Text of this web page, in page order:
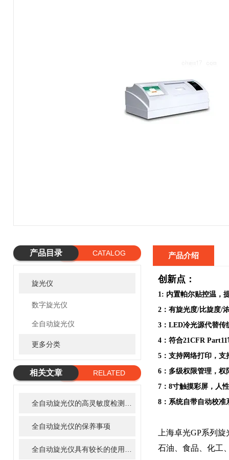
产品目录 CATALOG
旋光仪
数字旋光仪
全自动旋光仪
更多分类
相关文章
RELATED
全自动旋光仪的保养事项
产品介绍
创新点：
1: 内置帕尔贴控温，
2：有旋光度/比旋度/
3：LED冷光源代替传
4：符合21CFR
5：支持网络打印，支
6：多级权限管理，权
7：8寸触摸彩屏，人
8：系统自带自动校准
上海卓光GP系列旋
石油、食品、化工